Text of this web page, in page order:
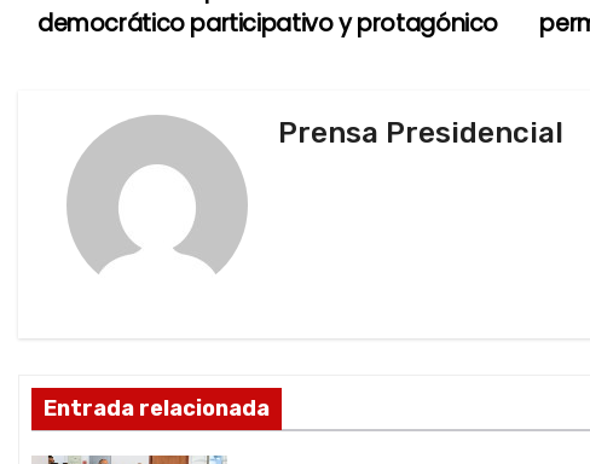
ó
democrático participativo y protagónico
Prensa Presidencial
Entrada relacionada